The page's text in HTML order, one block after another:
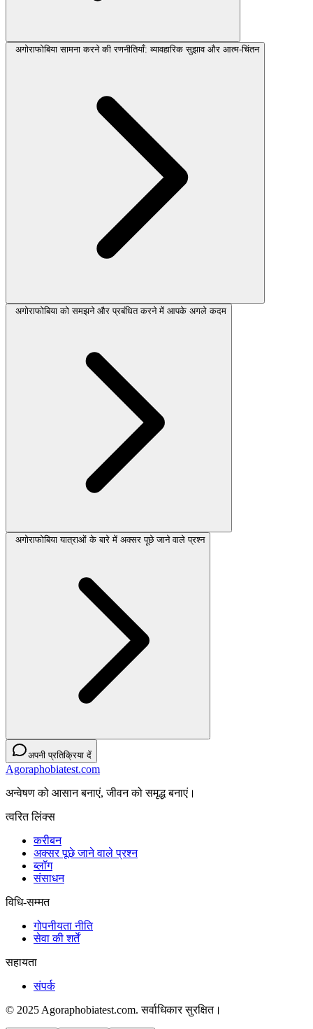
अगोराफोबिया सामना करने की रणनीतियाँ: व्यावहारिक सुझाव और आत्म-चिंतन
अगोराफोबिया को समझने और प्रबंधित करने में आपके अगले कदम
अगोराफोबिया यात्राओं के बारे में अक्सर पूछे जाने वाले प्रश्न
अपनी प्रतिक्रिया दें
Agoraphobiatest.com
अन्वेषण को आसान बनाएं, जीवन को समृद्ध बनाएं।
त्वरित लिंक्स
करीबन
अक्सर पूछे जाने वाले प्रश्न
ब्लॉग
संसाधन
विधि-सम्‍मत
गोपनीयता नीति
सेवा की शर्तें
सहायता
संपर्क
© 2025 Agoraphobiatest.com. सर्वाधिकार सुरक्षित।